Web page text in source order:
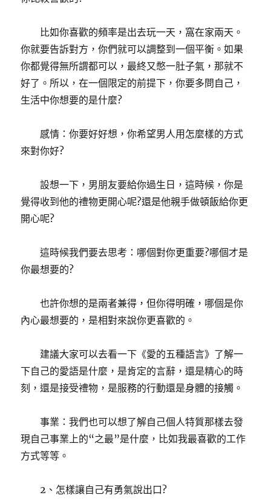
比如你喜歡的頻率是出去玩一天，窩在家兩天。
你就要告訴對方，你們就可以調整到一個平衡。如果
你都覺得無所謂都可以，最終又憋一肚子氣，那就不
好了。所以，在一個限定的前提下，你要多問自己，
生活中你想要的是什麼?
感情：你要好好想，你希望男人用怎麼樣的方式
來對你好?
設想一下，男朋友要給你過生日，這時候，你是
覺得收到他的禮物更開心呢?還是他親手做頓飯給你更
開心呢?
這時候我們要去思考：哪個對你更重要?哪個才是
你最想要的?
也許你想的是兩者兼得，但你得明確，哪個是你
內心最想要的，是相對來說你更喜歡的。
建議大家可​​以去看一下《愛的五種語言》了解一
下自己的愛語是什麼，是肯定的言辭，還是精心的時
刻，還是接受禮物，是服務的行動還是身體的接觸。
事業：我們也可以想了解自己個人特質那樣去發
現自己事業上的“之最”是什麼，比如我最喜歡的工作
方式等等。
2、怎樣讓自己有勇氣說出口?